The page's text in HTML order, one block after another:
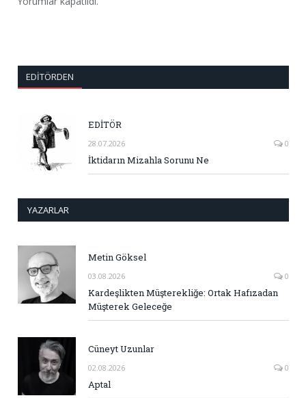
EDITÖRDEN
EDİTÖR
28.07.2026 0
İktidarın Mizahla Sorunu Ne
YAZARLAR
Metin Göksel
03.08.2026 0
Kardeşlikten Müşterekliğe: Ortak Hafızadan
Müşterek Geleceğe
Cüneyt Uzunlar
02.08.2026 0
Aptal